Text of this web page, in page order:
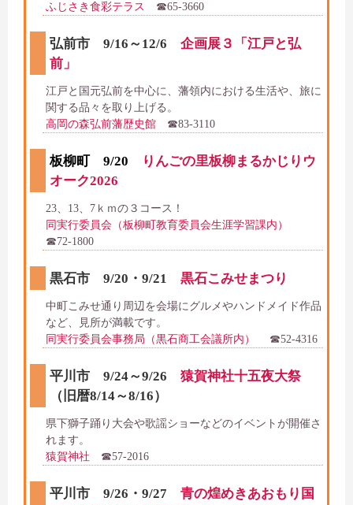
ふじさき食彩テラス
☎65-3660
弘前市 9/16～12/6 企画展３「江戸と弘
前」
江戸と国元弘前を中心に、藩領内における生活や、旅に
関する品々を取り上げる。
高岡の森弘前藩歴史館 ☎83-3110
板柳町 9/20
りんごの里板柳まるかじりウ
オーク2026
23、13、7ｋｍの３コース！
同実行委員会（板柳町教育委員会生涯学習課内）
☎72-1800
黒石市 9/20・9/21 黒石こみせまつり
中町こみせ通り周辺を会場にグルメやハンドメイド作品
など、見所が満載です。
同実行委員会事務局（黒石商工会議所内）
☎52-4316
平川市 9/24～9/26 猿賀神社十五夜大祭
（旧暦8/14～8/16）
県下獅子踊り大会や歌謡ショーなどのイベントが開催さ
れます。
猿賀神社 ☎57-2016
平川市 9/26・9/27 青の煌めきあおもり国